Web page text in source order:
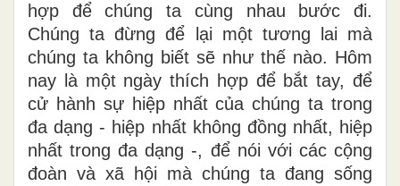
hợp để chúng ta cùng nhau bước đi.
Chúng ta đừng để lại một tương lai mà
chúng ta không biết sẽ như thế nào. Hôm
nay là một ngày thích hợp để bắt tay, để
cử hành sự hiệp nhất của chúng ta trong
đa dạng - hiệp nhất không đồng nhất, hiệp
nhất trong đa dạng -, để nói với các cộng
đoàn và xã hội mà chúng ta đang sống